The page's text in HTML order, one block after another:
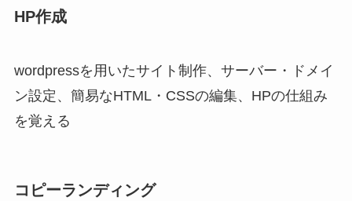
HP作成
wordpressを用いたサイト制作、サーバー・ドメイ
ン設定、簡易なHTML・CSSの編集、HPの仕組み
を覚える
コピーランディング